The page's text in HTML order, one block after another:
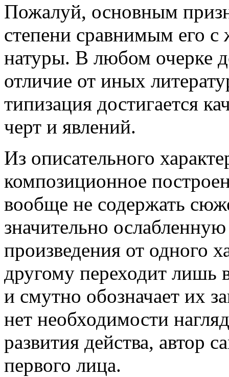
Пожалуй, основным
степени сравнимым его с
натуры. В любом очерке
отличие от иных
типизация достигается
черт и явлений.
Из описательного
композиционное
вообще не содержать
значительно
произведения от одного
другому переходит лишь
и смутно обозначает их
нет необходимости
развития действа, автор
первого лица.